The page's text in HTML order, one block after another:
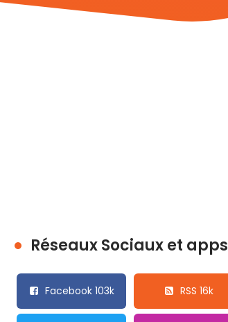
Réseaux Sociaux et apps
Facebook 103k RSS 16k